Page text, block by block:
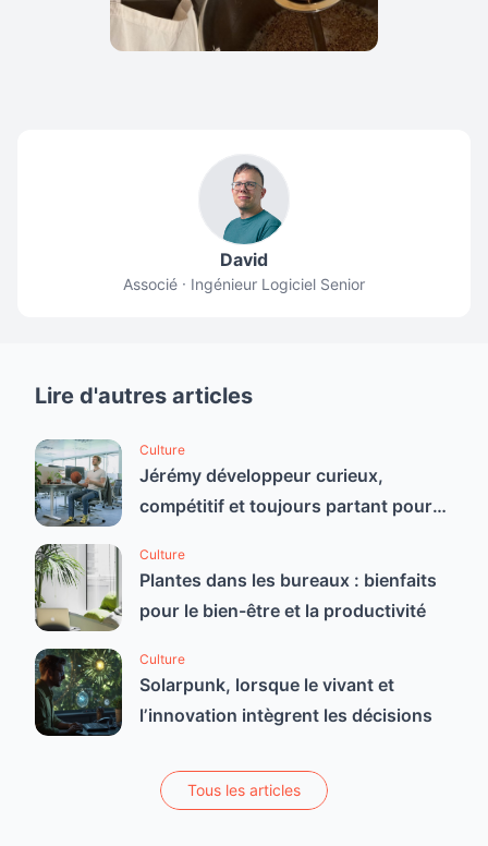
David
Associé · Ingénieur Logiciel Senior
Lire d'autres articles
Culture
Jérémy développeur curieux,
compétitif et toujours partant pour
Culture
Plantes dans les bureaux : bienfaits
pour le bien-être et la productivité
Culture
Solarpunk, lorsque le vivant et
l’innovation intègrent les décisions
Tous les articles